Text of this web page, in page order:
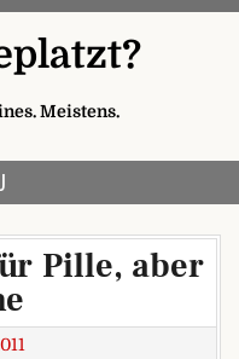
Meistens.
Pille, aber